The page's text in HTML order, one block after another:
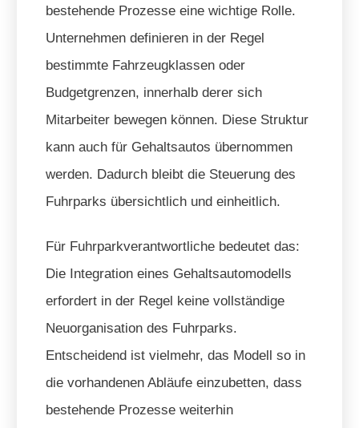
bestehende Prozesse eine wichtige Rolle.
Unternehmen definieren in der Regel
bestimmte Fahrzeugklassen oder
Budgetgrenzen, innerhalb derer sich
Mitarbeiter bewegen können. Diese Struktur
kann auch für Gehaltsautos übernommen
werden. Dadurch bleibt die Steuerung des
Fuhrparks übersichtlich und einheitlich.
Für Fuhrparkverantwortliche bedeutet das:
Die Integration eines Gehaltsautomodells
erfordert in der Regel keine vollständige
Neuorganisation des Fuhrparks.
Entscheidend ist vielmehr, das Modell so in
die vorhandenen Abläufe einzubetten, dass
bestehende Prozesse weiterhin